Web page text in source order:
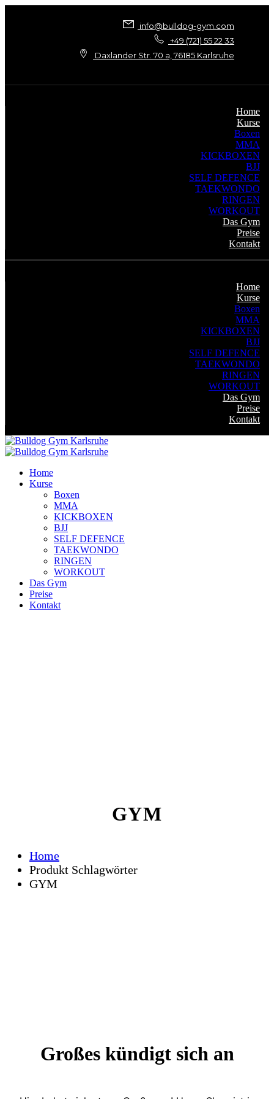
info@bulldog-gym.com
+49 (721) 55 22 33
Daxlander Str. 70 a, 76185 Karlsruhe
Home
Kurse
Boxen
MMA
KICKBOXEN
BJJ
SELF DEFENCE
TAEKWONDO
RINGEN
WORKOUT
Das Gym
Preise
Kontakt
Home
Kurse
Boxen
MMA
KICKBOXEN
BJJ
SELF DEFENCE
TAEKWONDO
RINGEN
WORKOUT
Das Gym
Preise
Kontakt
Home
Kurse
Boxen
MMA
KICKBOXEN
BJJ
SELF DEFENCE
TAEKWONDO
RINGEN
WORKOUT
Das Gym
Preise
Kontakt
GYM
Home
Produkt Schlagwörter
GYM
Großes kündigt sich an